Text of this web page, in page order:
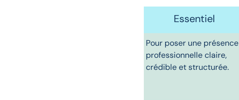
Essentiel
Pour poser une présence
professionnelle claire,
crédible et structurée.